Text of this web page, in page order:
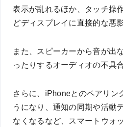
表示が乱れるほか、タッチ操
どディスプレイに直接的な悪
また、スピーカーから音が出
ったりするオーディオの不具
さらに、iPhoneとのペアリン
うになり、通知の同期や活動
なくなるなど、スマートウォ